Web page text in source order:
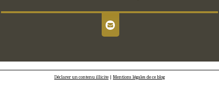
Déclarer un contenu illicite | Mentions légales de ce blog